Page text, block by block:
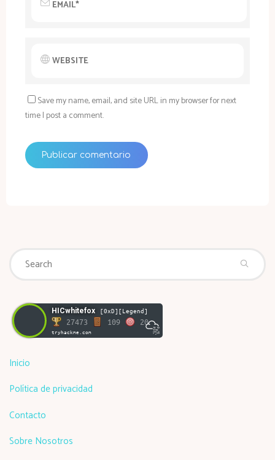
Save my name, email, and site URL in my browser for next
time I post a comment.
Search
HICwhitefox [0xD][Legend]
27473 109 20
tryhackme.com
Inicio
Política de privacidad
Contacto
Sobre Nosotros